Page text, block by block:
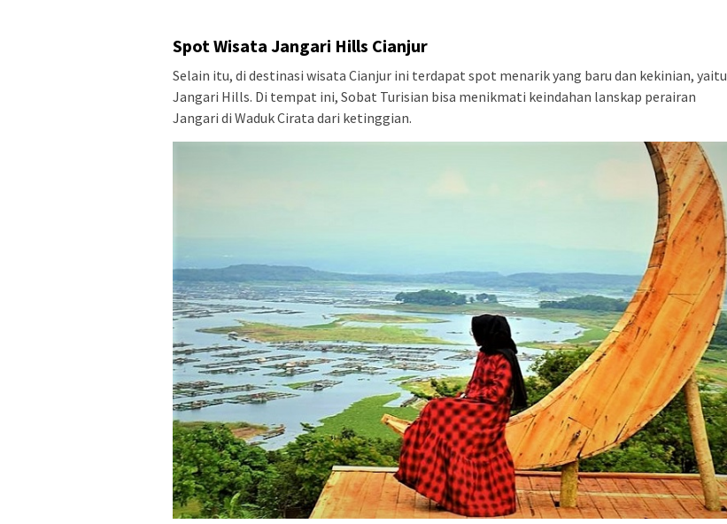
Spot Wisata Jangari Hills Cianjur
Selain itu, di destinasi wisata Cianjur ini terdapat spot menarik yang baru dan kekinian, yaitu
Jangari Hills. Di tempat ini, Sobat Turisian bisa menikmati keindahan lanskap perairan
Jangari di Waduk Cirata dari ketinggian.